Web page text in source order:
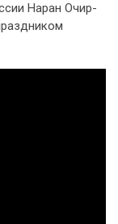
Наран Очир-